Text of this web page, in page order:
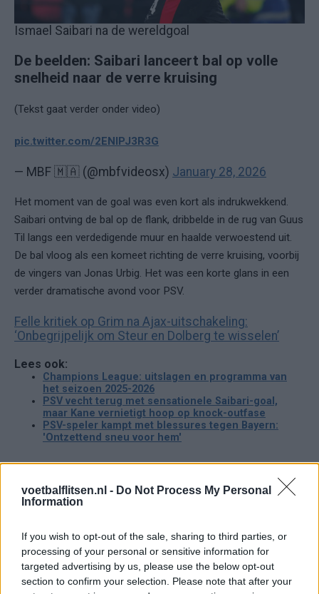
voetbalflitsen.nl - Do Not Process My Personal
Information
If you wish to opt-out of the sale, sharing to third parties, or
processing of your personal or sensitive information for
targeted advertising by us, please use the below opt-out
section to confirm your selection. Please note that after your
Ismael Saibari na de wereldgoal
De beelden: Saibari lanceert bal op volle
snelheid naar de verre kruising
(Tekst gaat verder onder video)
pic.twitter.com/2ENlPJ3R3G
— MBF 🇲🇦 (@mbfvideosx) January 28, 2026
Het moment van de goal was even kort als indrukwekkend.
Saibari ontving de bal op de flank, dribbelde in de rug van Guus
Til langs een verdedigende muur en haalde verwoestend uit.
De bal vloog als een komeet richting de verre kruising, voorbij
de vingers van Jonas Urbig. Het was een korte glans in een
verder dramatische avond voor PSV.
Felle kritiek op Grim na Ajax-uitschakeling:
‘Onbegrijpelijk om Steur en Dolberg te wisselen’
Lees ook:
Champions League: uitslagen en programma van
het seizoen 2025-2026
PSV vecht terug met sensationele Saibari-goal,
maar Kane vernietigt hoop op knock-outfase
PSV-speler kampt met blessures tegen Bayern:
'Ontzettend sneu voor hem'
Daarom zit Peter Bosz niet op de bank bij PSV
Welke keeper kiest FC Twente als Drommel
afhaakt? Deze opties heeft Ten Hag